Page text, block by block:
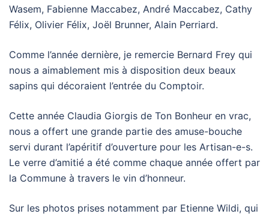
Wasem, Fabienne Maccabez, André Maccabez, Cathy
Félix, Olivier Félix, Joël Brunner, Alain Perriard.
Comme l’année dernière, je remercie Bernard Frey qui
nous a aimablement mis à disposition deux beaux
sapins qui décoraient l’entrée du Comptoir.
Cette année Claudia Giorgis de Ton Bonheur en vrac,
nous a offert une grande partie des amuse-bouche
servi durant l’apéritif d’ouverture pour les Artisan-e-s.
Le verre d’amitié a été comme chaque année offert par
la Commune à travers le vin d’honneur.
Sur les photos prises notamment par Etienne Wildi, qui